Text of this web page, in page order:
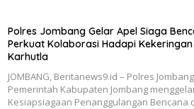
Polres Jombang Gelar Apel Siaga
Perkuat Kolaborasi Hadapi
Karhutla
JOMBANG, Beritanews9.id – Polres
Pemerintah Kabupaten Jombang
Kesiapsiagaan Penanggulangan Bencana